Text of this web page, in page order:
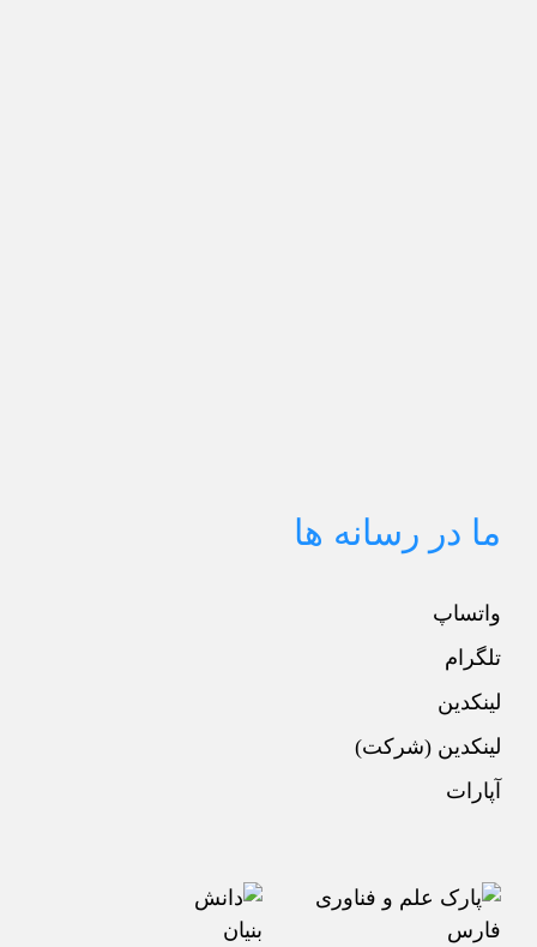
ما در رسانه ها
واتساپ
تلگرام
لینکدین
لینکدین (شرکت)
آپارات